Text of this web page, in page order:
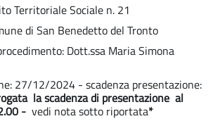
Territoriale Sociale n. 21
di San Benedetto del Tronto
Dott.ssa Maria Simona
27/12/2024 - scadenza presentazione:
la scadenza di presentazione al
- vedi nota sotto riportata*